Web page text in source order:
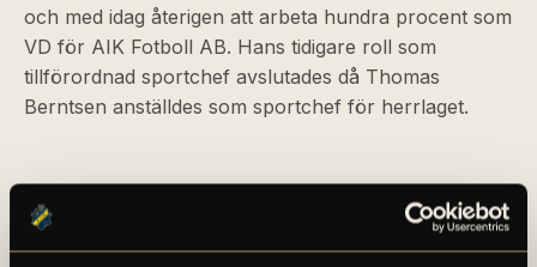
och med idag återigen att arbeta hundra procent som
VD för AIK Fotboll AB. Hans tidigare roll som
tillförordnad sportchef avslutades då Thomas
Berntsen anställdes som sportchef för herrlaget.